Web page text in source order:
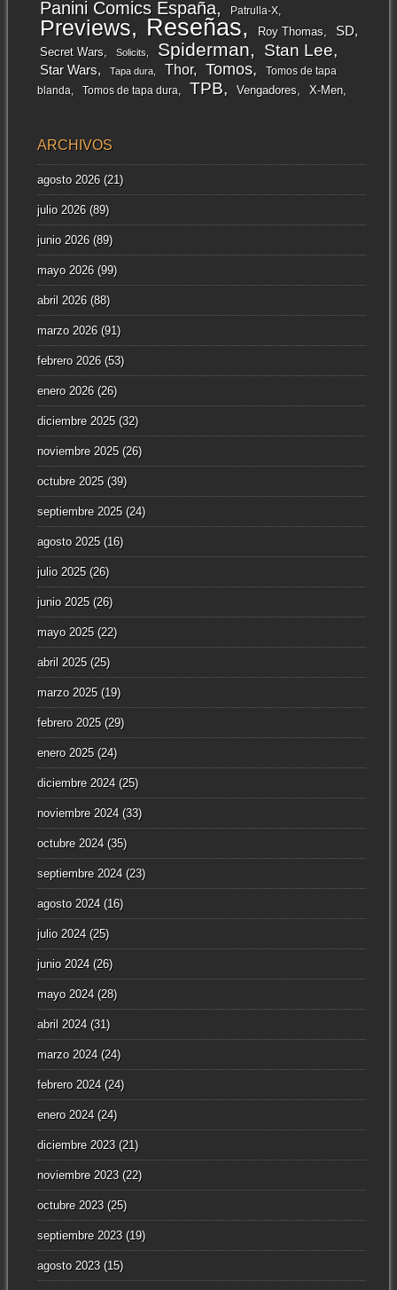
Panini Comics España Patrulla-X
Previews Reseñas Roy Thomas SD
Secret Wars Solicits Spiderman Stan Lee
Star Wars Tapa dura Thor Tomos
Tomos de tapa
blanda
Tomos de tapa dura TPB Vengadores X-Men
ARCHIVOS
agosto 2026(21)
julio 2026(89)
junio 2026(89)
mayo 2026(99)
abril 2026(88)
marzo 2026(91)
febrero 2026(53)
enero 2026(26)
diciembre 2025(32)
noviembre 2025(26)
octubre 2025(39)
septiembre 2025(24)
agosto 2025(16)
julio 2025(26)
junio 2025(26)
mayo 2025(22)
abril 2025(25)
marzo 2025(19)
febrero 2025(29)
enero 2025(24)
diciembre 2024(25)
noviembre 2024(33)
octubre 2024(35)
septiembre 2024(23)
agosto 2024(16)
julio 2024(25)
junio 2024(26)
mayo 2024(28)
abril 2024(31)
marzo 2024(24)
febrero 2024(24)
enero 2024(24)
diciembre 2023(21)
noviembre 2023(22)
octubre 2023(25)
septiembre 2023(19)
agosto 2023(15)